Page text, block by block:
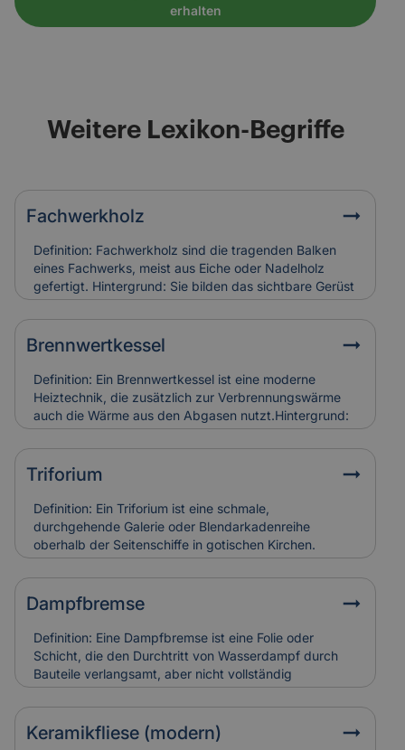
erhalten
Weitere Lexikon-Begriffe
Fachwerkholz
Definition: Fachwerkholz sind die tragenden Balken
eines Fachwerks, meist aus Eiche oder Nadelholz
gefertigt. Hintergrund: Sie bilden das sichtbare Gerüst
der Konstruktion und sind durch Zapfen, Dübel oder
Verblattungen miteinander verbunden. Fachwerkholz
bestimmt Stabilität und Erscheinungsbild eines
oder Schädlingsbefall am Fachwerkholz führen zu
hohen Restaurierungskosten, die Versicherungen bei
denkmalgerechter Instandsetzung berücksichtigen.
Brennwertkessel
Definition: Ein Brennwertkessel ist eine moderne
Heiztechnik, die zusätzlich zur Verbrennungswärme
auch die Wärme aus den Abgasen nutzt.Hintergrund:
Dadurch arbeitet der Kessel besonders effizient und
spart Energie im Vergleich zu älteren Heizsystemen. In
Alt- und Denkmalgebäuden wird er häufig in
eingesetzt.Relevanz für Versicherung:
Brennwertkessel senken Betriebskosten, erfordern
aber eine regelmäßige Wartung. Schäden durch
Kondensat oder Abgasfehler werden in der
Gebäudeversicherung individuell bewertet.
Triforium
Definition: Ein Triforium ist eine schmale,
durchgehende Galerie oder Blendarkadenreihe
oberhalb der Seitenschiffe in gotischen Kirchen.
Hintergrund: Es dient vor allem der Gliederung der
Innenwand und trägt zur Lichtführung und optischen
Tiefe des Raumes bei. Relevanz für Versicherung:
Schäden an Triforien sind häufig schwer zugänglich
und teuer in der Restaurierung. Versicherungen
bewerten sie entsprechend ihres künstlerischen und
baulichen Werts.
Dampfbremse
Definition: Eine Dampfbremse ist eine Folie oder
Schicht, die den Durchtritt von Wasserdampf durch
Bauteile verlangsamt, aber nicht vollständig
verhindert.Hintergrund: Sie wird vor allem in Dach-
und Wandkonstruktionen eingesetzt, um
Feuchtigkeitsansammlungen in der Dämmung zu
vermeiden. So bleibt die Bausubstanz trocken und
Keramikfliese (modern)